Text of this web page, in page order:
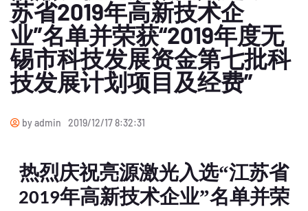
苏省2019年高新技术企
业”名单并荣获“2019年度无
锡市科技发展资金第七批科
技发展计划项目及经费”
by admin 2019/12/17 8:32:31
热烈庆祝亮源激光入选“江苏省
2019年高新技术企业”名单并荣